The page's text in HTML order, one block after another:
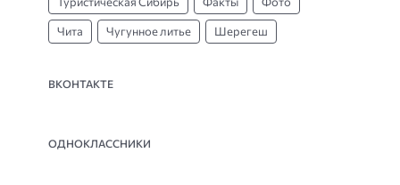
Чита Чугунное литье Шерегеш
ВКОНТАКТЕ
ОДНОКЛАССНИКИ